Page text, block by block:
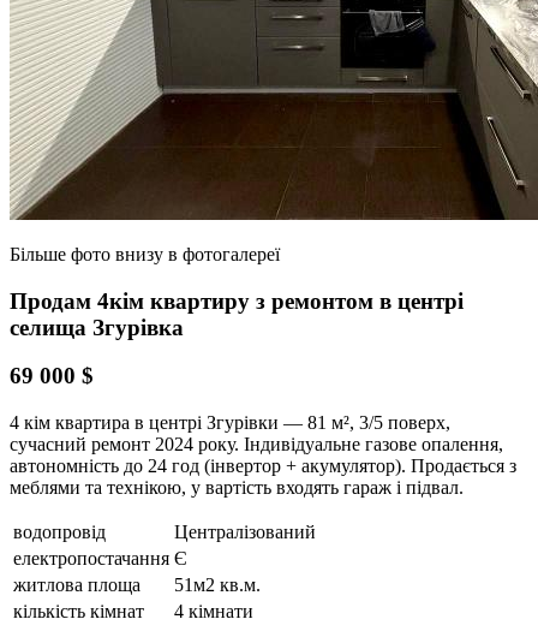
Більше фото внизу в фотогалереї
Продам 4кім квартиру з ремонтом в центрі
селища Згурівка
69 000 $
4 кім квартира в центрі Згурівки — 81 м², 3/5 поверх,
сучасний ремонт 2024 року. Індивідуальне газове опалення,
автономність до 24 год (інвертор + акумулятор). Продається з
меблями та технікою, у вартість входять гараж і підвал.
водопровід
Централізований
електропостачання Є
житлова площа
51м2 кв.м.
кількість кімнат
4 кімнати